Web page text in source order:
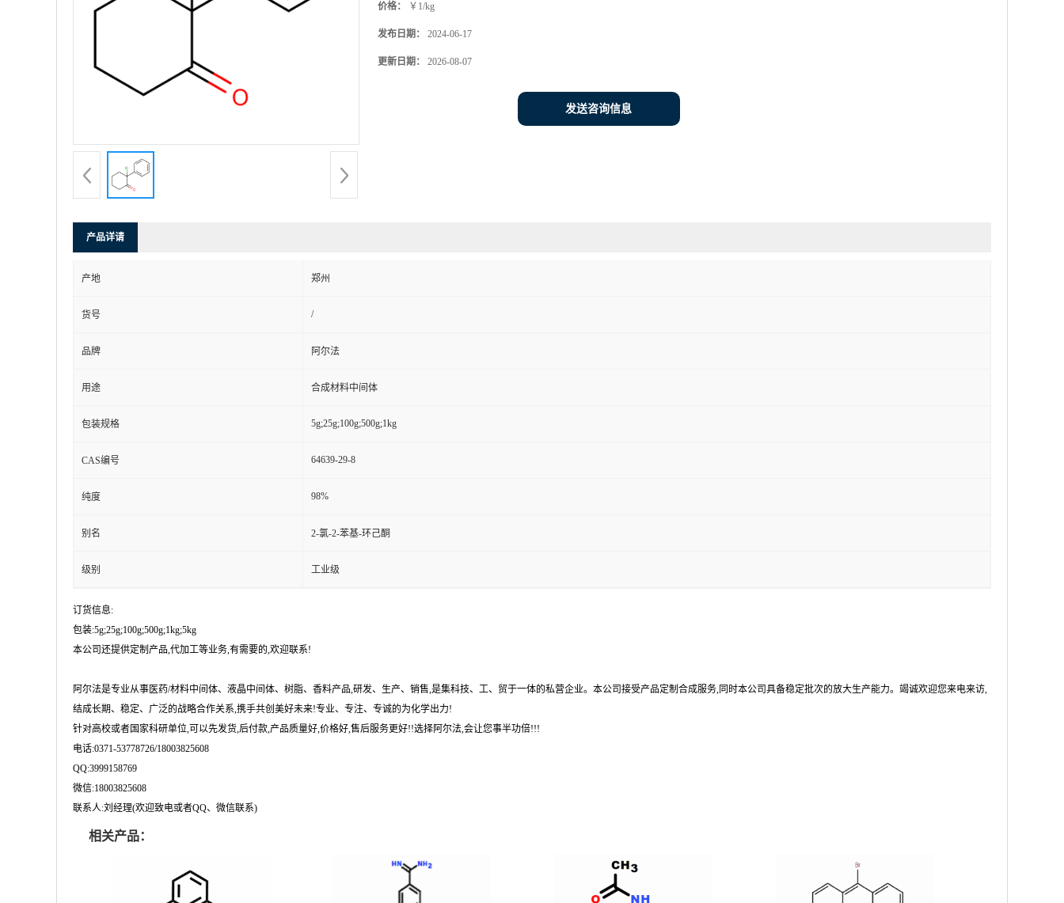
价格： ￥1/kg
发布日期： 2024-06-17
更新日期： 2026-08-07
发送咨询信息
产品详请
产地 郑州
货号 /
品牌 阿尔法
用途 合成材料中间体
包装规格 5g;25g;100g;500g;1kg
CAS编号 64639-29-8
纯度 98%
别名 2-氯-2-苯基-环己酮
级别 工业级
订货信息:
包装:5g;25g;100g;500g;1kg;5kg
本公司还提供定制产品,代加工等业务,有需要的,欢迎联系!
阿尔法是专业从事医药/材料中间体、液晶中间体、树脂、香料产品,研发、生产、销售,是集科技、工、贸于一体的私营企业。本公司接受产品定制合成服务,同时本公司具备稳定批次的放大生产能力。竭诚欢迎您来电来访,
结成长期、稳定、广泛的战略合作关系,携手共创美好未来!专业、专注、专诚的为化学出力!
针对高校或者国家科研单位,可以先发货,后付款,产品质量好,价格好,售后服务更好!!选择阿尔法,会让您事半功倍!!!
电话:0371-53778726/18003825608
QQ:3999158769
微信:18003825608
联系人:刘经理(欢迎致电或者QQ、微信联系)
相关产品：